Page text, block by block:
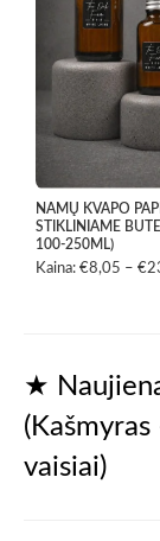
NAMŲ KVAPO
STIKLINIAME
100-250ML)
Kaina: €8,05 – €
★
vaisiai)